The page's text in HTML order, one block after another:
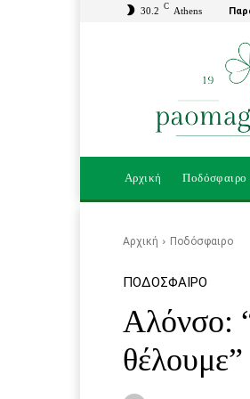
30.2 C Athens
Αρχική Ποδόσφαιρο
Αρχική Ποδόσφαιρο
ΠΟΔΌΣΦΑΙΡΟ
Αλόνσο:
θέλουμε”